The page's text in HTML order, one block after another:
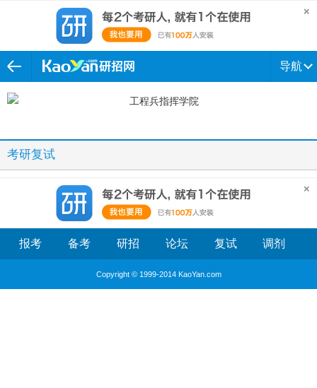
导航
考研复试
报考 备考 研招 论坛 复试 调剂
Copyright © 1999-2014 KaoYan.com